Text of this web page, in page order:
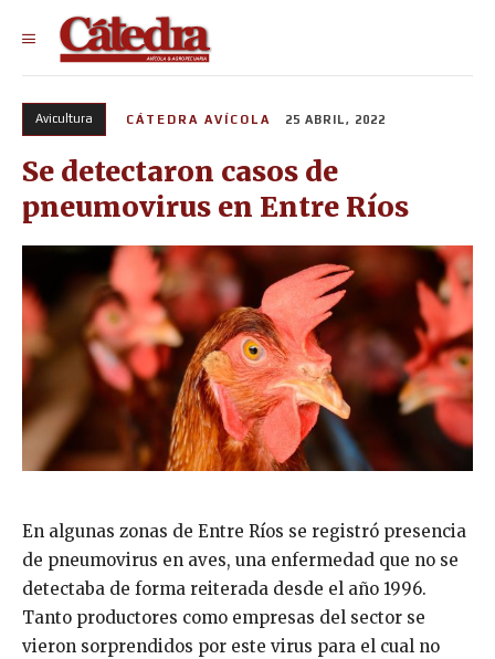
Avicultura CÁTEDRA AVÍCOLA 25 ABRIL, 2022
Se detectaron casos de
pneumovirus en Entre Ríos
En algunas zonas de Entre Ríos se registró presencia
de pneumovirus en aves, una enfermedad que no se
detectaba de forma reiterada desde el año 1996.
Tanto productores como empresas del sector se
vieron sorprendidos por este virus para el cual no